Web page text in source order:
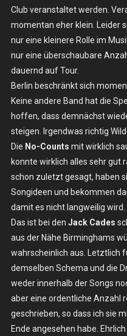
Club veranstaltet werden.
momentan eher klein. Leider
nur eine kleinere Rolle im
nur eine überschaubare
dauernd auf Tour.
Berlin beschränkt sich
Keine andere Band hat die
hoffen, dass demnächst
steigen. Irgendwas richtig
Die No-Counts mit wirklich
konnte wirklich alles sehr gut
schon zuletzt gesagt, haben
Songideen und bekommen
damit es nicht langweilig wird.
Das ist bei den Jack Cades
aus der Nähe Birminghams
wahrscheinlich aus. Letztlich
demselben Schema und die
weder innerhalb der Songs
aber eine ordentliche Anzahl
geschrieben, so dass ich sie
Ende angesehen habe.